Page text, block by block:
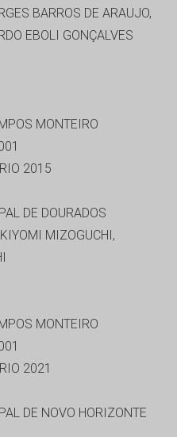
BARROS DE ARAUJO,
EBOLI GONÇALVES
MONTEIRO
2015
DE DOURADOS
MIZOGUCHI,
MONTEIRO
2021
DE NOVO HORIZONTE